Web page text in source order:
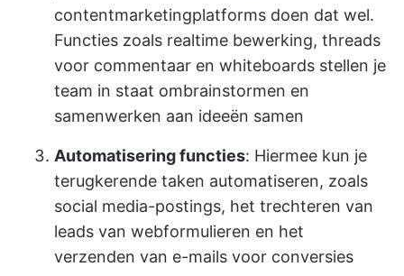
contentmarketingplatforms doen dat wel.
Functies zoals realtime bewerking, threads
voor commentaar en whiteboards stellen je
team in staat ombrainstormen en
samenwerken aan ideeën samen
Automatisering functies: Hiermee kun je
terugkerende taken automatiseren, zoals
social media-postings, het trechteren van
leads van webformulieren en het
verzenden van e-mails voor conversies